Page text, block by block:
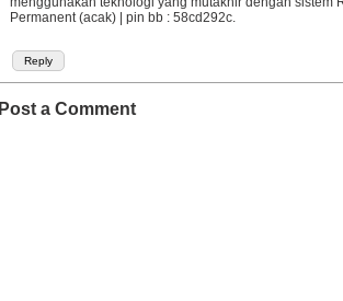
Reply
Permanent (acak) | pin bb : 58cd292c.
Post a Comment